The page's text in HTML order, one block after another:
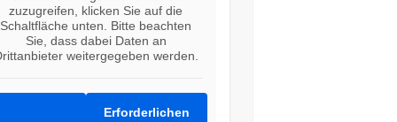
zuzugreifen, klicken Sie auf die
Schaltfläche unten. Bitte beachten
Sie, dass dabei Daten an
weitergegeben werden.
Erforderlichen